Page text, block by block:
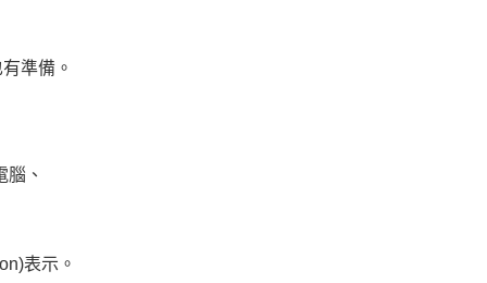
準備。
、
表示。